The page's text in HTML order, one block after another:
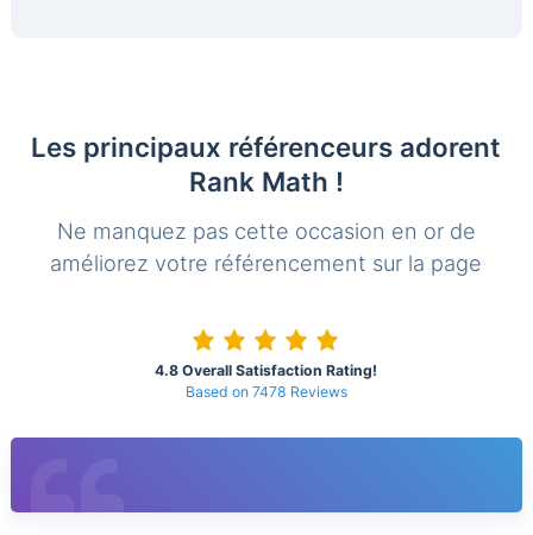
Les principaux référenceurs adorent
Rank Math !
Ne manquez pas cette occasion en or de
améliorez votre référencement sur la page
4.8 Overall Satisfaction Rating!
Based on 7478 Reviews